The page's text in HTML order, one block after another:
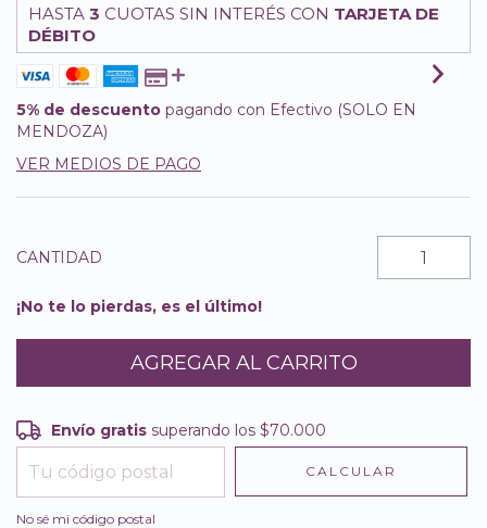
HASTA 3 CUOTAS SIN INTERÉS CON TARJETA DE
DÉBITO
5% de descuento pagando con Efectivo (SOLO EN
MENDOZA)
VER MEDIOS DE PAGO
CANTIDAD
¡No te lo pierdas, es el último!
Envío gratis $70.000
Entregas para el CP:
Envío gratis superando los$70.000
CALCULAR
No sé mi código postal